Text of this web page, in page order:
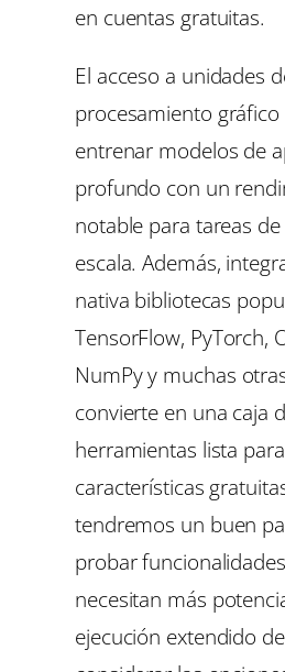
en cuentas gratuitas.
El acceso a unidades
procesamiento
entrenar modelos de
profundo con un
notable para tareas
escala. Además,
nativa bibliotecas
TensorFlow, PyTorch,
NumPy y muchas
convierte en una caja
herramientas lista
características
tendremos un buen
probar
necesitan más
ejecución extendido